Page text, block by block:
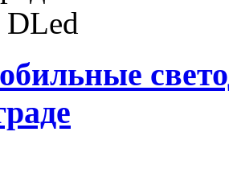
DLed